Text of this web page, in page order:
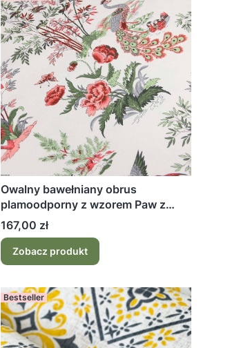
Owalny bawełniany obrus
plamoodporny z wzorem Paw z
kwiatami
Cena
167,00 zł
Zobacz produkt
Bestseller